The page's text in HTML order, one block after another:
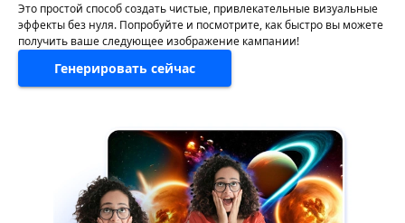
Это простой способ создать чистые, привлекательные визуальные
эффекты без нуля. Попробуйте и посмотрите, как быстро вы можете
получить ваше следующее изображение кампании!
Генерировать сейчас